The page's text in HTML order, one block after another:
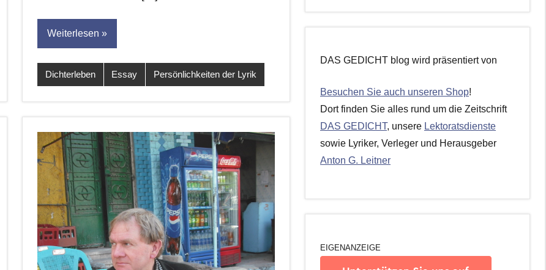
Weiterlesen
Dichterleben Essay Persönlichkeiten der Lyrik
DAS GEDICHT blog wird präsentiert von
Besuchen Sie auch unseren Shop!
Dort finden Sie alles rund um die Zeitschrift
DAS GEDICHT, unsere Lektoratsdienste
sowie Lyriker, Verleger und Herausgeber
Anton G. Leitner
EIGENANZEIGE